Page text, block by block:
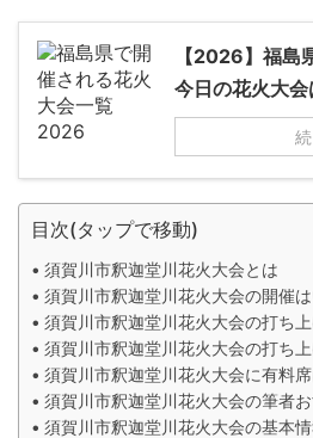
【2026】福島
今日の花火大会
目次(タップで移動)
須賀川市釈迦堂川花火大会とは
須賀川市釈迦堂川花火大会の開催は
須賀川市釈迦堂川花火大会の打ち
須賀川市釈迦堂川花火大会の打ち
須賀川市釈迦堂川花火大会に有料
須賀川市釈迦堂川花火大会の筆者
須賀川市釈迦堂川花火大会の基本